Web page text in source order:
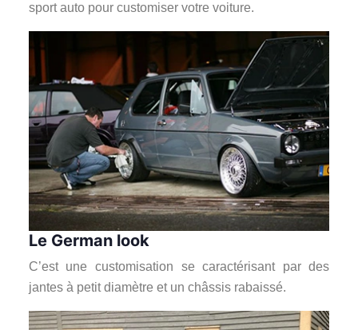
sport auto pour customiser votre voiture.
Le German look
C’est une customisation se caractérisant par des
jantes à petit diamètre et un châssis rabaissé.